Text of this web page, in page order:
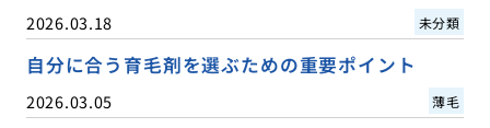
2026.03.18 未分類
自分に合う育毛剤を選ぶための重要ポイント
2026.03.05 薄毛